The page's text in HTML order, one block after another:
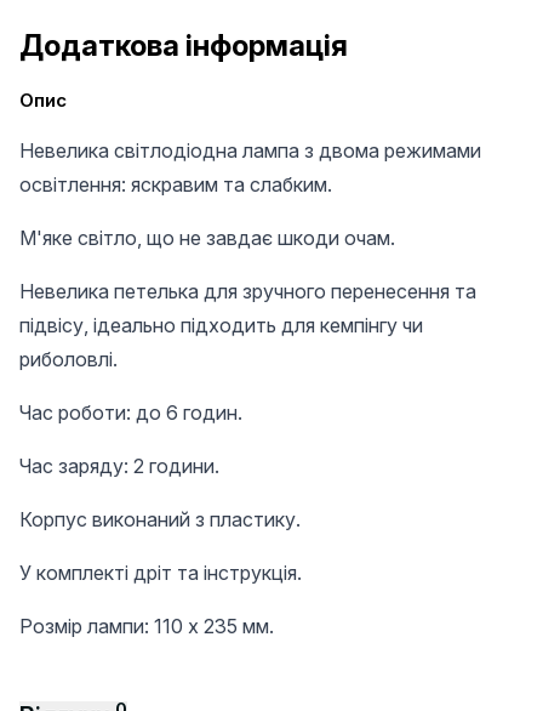
Додаткова інформація
Опис
Невелика світлодіодна лампа з двома режимами
освітлення: яскравим та слабким.
М'яке світло, що не завдає шкоди очам.
Невелика петелька для зручного перенесення та
підвісу, ідеально підходить для кемпінгу чи
риболовлі.
Час роботи: до 6 годин.
Час заряду: 2 години.
Корпус виконаний з пластику.
У комплекті дріт та інструкція.
Розмір лампи: 110 х 235 мм.